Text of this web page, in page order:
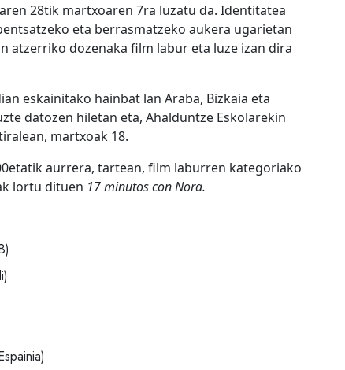
28tik martxoaren 7ra luzatu da. Identitatea
eta berrasmatzeko aukera ugarietan
atzerriko dozenaka film labur eta luze izan dira
eskainitako hainbat lan Araba, Bizkaia eta
datozen hiletan eta, Ahalduntze Eskolarekin
martxoak 18.
aurrera, tartean, film laburren kategoriako
lortu dituen 17 minutos con Nora.